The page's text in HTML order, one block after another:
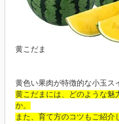
黄こだま
黄色い果肉が特徴的な小玉ス
黄こだまには、どのような魅
か。
また、育て方のコツもご紹介